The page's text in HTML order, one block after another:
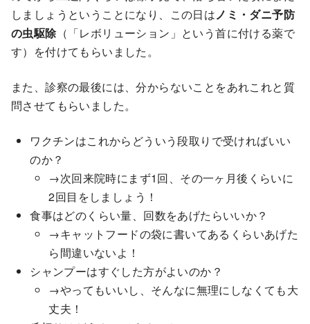
しましょうということになり、この日は ノミ・ダニ予防
の虫駆除（「レボリューション」という首に付ける薬で
す）を付けてもらいました。
また、診察の最後には、分からないことをあれこれと質
問させてもらいました。
ワクチンはこれからどういう段取りで受ければいい
のか？
→次回来院時にまず1回、その一ヶ月後くらいに
2回目をしましょう！
食事はどのくらい量、回数をあげたらいいか？
→キャットフードの袋に書いてあるくらいあげた
ら間違いないよ！
シャンプーはすぐした方がよいのか？
→やってもいいし、そんなに無理にしなくても大
丈夫！